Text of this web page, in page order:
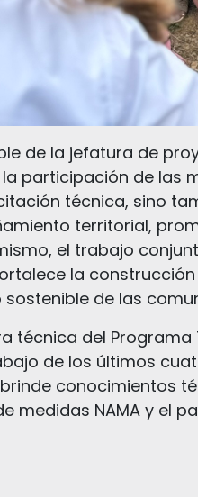
de la jefatura de
participación de las
técnica, sino
territorial,
el trabajo
fortalece la
de las
técnica del Programa
de los últimos
conocimientos
medidas NAMA y el